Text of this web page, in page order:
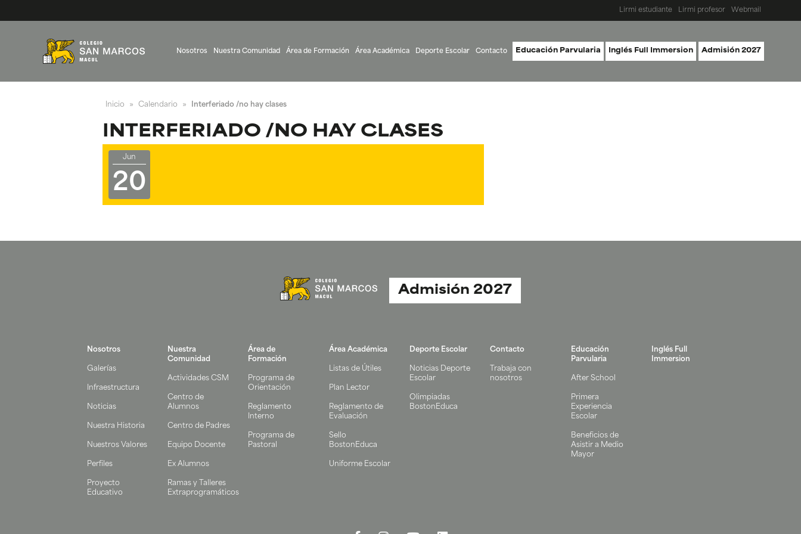
Lirmi estudiante Lirmi profesor Webmail
Nosotros Nuestra Comunidad Área de Formación Área Académica Deporte Escolar Contacto Educación Parvularia Inglés Full Immersion Admisión 2027
Inicio » Calendario » Interferiado /no hay clases
INTERFERIADO /NO HAY CLASES
Jun
20
Admisión 2027
Nosotros
Galerías
Infraestructura
Noticias
Nuestra Historia
Nuestros Valores
Perfiles
Proyecto
Educativo
Nuestra
Comunidad
Actividades CSM
Centro de
Alumnos
Centro de Padres
Equipo Docente
Ex Alumnos
Ramas y Talleres
Extraprogramáticos
Área de
Formación
Programa de
Orientación
Reglamento
Interno
Programa de
Pastoral
Área Académica
Listas de Útiles
Plan Lector
Reglamento de
Evaluación
Sello
BostonEduca
Uniforme Escolar
Deporte Escolar
Noticias Deporte
Escolar
Olimpiadas
BostonEduca
Contacto
Trabaja con
nosotros
Educación
Parvularia
After School
Primera
Experiencia
Escolar
Beneficios de
Asistir a Medio
Mayor
Inglés Full
Immersion